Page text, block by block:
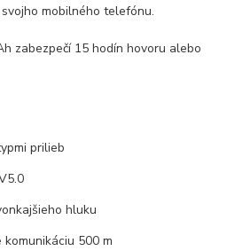
mobilného telefónu.
zabezpečí 15 hodín hovoru alebo
prilieb
hluku
500 m